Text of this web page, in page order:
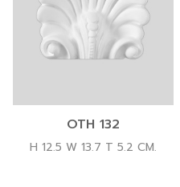
OTH 132
H 12.5 W 13.7 T 5.2 CM.